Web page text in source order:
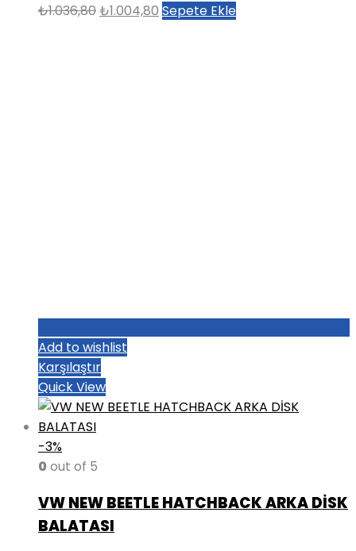
₺1.036,80Orijinal
₺1.004,80 Şu
Sepete Ekle
Add to wishlist
Karşılaştır
Quick View
-3%
0 out of 5
VW NEW BEETLE HATCHBACK ARKA DİSK
BALATASI